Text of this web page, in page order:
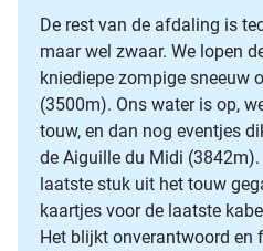
De rest van de afdaling is
maar wel zwaar. We lopen
kniediepe zompige sneeuw
(3500m). Ons water is op,
touw, en dan nog eventjes
de Aiguille du Midi
laatste stuk uit het touw
kaartjes voor de laatste
Het blijkt onverantwoord en